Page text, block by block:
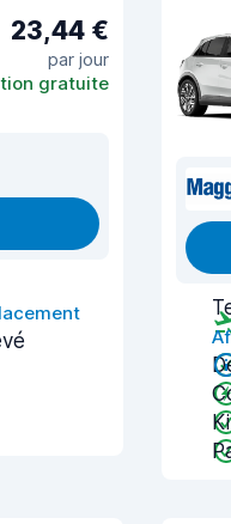
23,44 €
par jour
gratuite